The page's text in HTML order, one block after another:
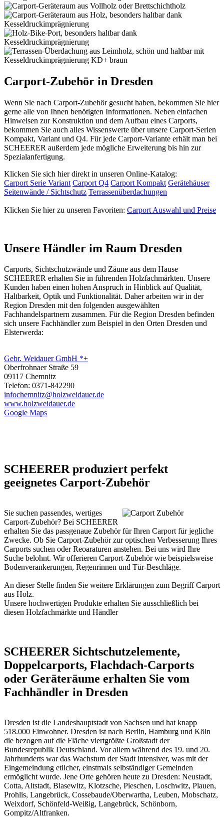
Carport-Zubehör in Dresden
Wenn Sie nach Carport-Zubehör gesucht haben, bekommen Sie hier
gerne alle von Ihnen benötigten Informationen. Neben einfachen
Hinweisen zur Konstruktion und dem Aufbau eines Carports,
bekommen Sie auch alles Wissenswerte über unsere Carport-Serien
Kompakt, Variant und Q4. Für jede Carport-Variante erhält man bei
SCHEERER außerdem jede mögliche Erweiterung bis hin zur
Spezialanfertigung.
Klicken Sie sich hier direkt in unseren Online-Katalog:
Carport Serie Variant Carport Q4 Carport Kompakt Gerätehäuser
Seitenwände / Sichtschutz Terrassenüberdachungen
Klicken Sie hier zu unseren Favoriten: Carport Auswahl und Preise
Unsere Händler im Raum Dresden
Carports, Sichtschutzwände und Zäune aus dem Hause
SCHEERER erhalten Sie in führenden Holzfachmärkten. Unsere
Kunden haben einen hohen Anspruch in Hinblick auf Qualität,
Haltbarkeit, Optik und Funktionalität. Daher arbeiten wir in der
Region Dresden mit den folgenden ausgewählten
Fachhandelspartnern zusammen. Für die Region Dresden befinden
sich unsere Fachhändler zum Beispiel in den Orten Dresden und
Elsterwerda:
Gebr. Weidauer GmbH *+
Oberfrohnaer Straße 59
09117 Chemnitz
Telefon: 0371-842290
infochemnitz@holzweidauer.de
www.holzweidauer.de
Google Maps
SCHEERER produziert perfekt
geeignetes Carport-Zubehör
Sie suchen passendes, wertiges
Carport-Zubehör? Bei SCHEERER
erhalten Sie das passgenaue Zubehör für Ihren Carport für jegliche
Zwecke. Ob Sie Carport-Zubehör zur optischen Verbesserung Ihres
Carports suchen oder Reoaraturen anstehen. Bei uns wird Ihre
Suche belohnt. Wir offerieren Carport-Zubehör wie beispielsweise
Bodenverankerungen, Regenrinnen und Tür-Beschläge.
An dieser Stelle finden Sie weitere Erklärungen zum BegriffCarport
aus Holz.
Unsere hochwertigen Produkte erhalten Sie ausschließlich bei
diesen Holzfachmärkte und Händler
SCHEERER Sichtschutzelemente,
Doppelcarports, Flachdach-Carports
oder Geräteräume erhalten Sie vom
Fachhändler in Dresden
Dresden ist die Landeshauptstadt von Sachsen und hat knapp
518.000 Einwohner. Dresden ist nach Berlin, Hamburg und Köln
die bezogen auf die Fläche viertgrößte Großstadt der
Bundesrepublik Deutschland. Vor allem während des 19. und 20.
Jahrhunderts war das Wachstum der Stadt intensiver, was mit der
Eingemeindung etlicher, einstmals selbständiger Gemeinden
ermöglicht wurde. Jene Orte gehören heute zu Dresden: Neustadt,
Cotta, Altstadt, Blasewitz, Klotzsche, Pieschen, Loschwitz, Plauen,
Prohlis, Langebrück, Cossebaude/Oberwartha, Leuben, Mobschatz,
Weixdorf, Schönfeld-Weißig, Langebrück, Schönborn,
Gompitz/Altfranken.